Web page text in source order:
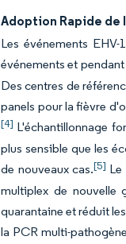
Adoption Rapide de
Les événements
événements et
Des centres de
panels pour la fièvre
[4] L'échantillonnage
plus sensible que les
de nouveaux cas.[5]
multiplex de nouvelle
quarantaine et réduit
la PCR multi-